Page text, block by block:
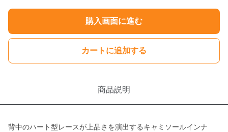
購入画面に進む
カートに追加する
商品説明
背中のハート型レースが上品さを演出するキャミソールインナ